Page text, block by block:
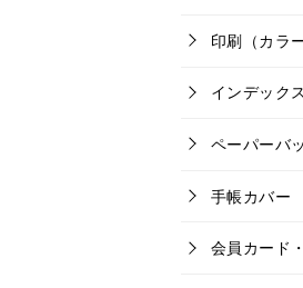
印刷（カラ
インデックス
ペーパーバ
手帳カバー
会員カード